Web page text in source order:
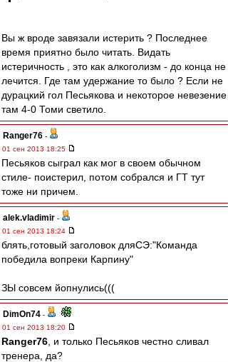
Вы ж вроде завязали истерить ? Последнее
время приятно было читать. Видать
истеричность , это как алкоголизм - до конца не
лечится. Где там удержание то было ? Если не
дурацкий гол Песьякова и некоторое невезение
там 4-0 Томи светило.
Ranger76 -
01 сен 2013 18:25
Песьяков сыграл как мог в своем обычном
стиле- поистерил, потом собрался и ГТ тут
тоже ни причем.
alek.vladimir -
01 сен 2013 18:24
блять,готовый заголовок дляСЭ:"Команда
победила вопреки Карпину"
ЗЫ совсем йопнулись(((
DimOn74 -
01 сен 2013 18:20
Ranger76 , и только Песьяков честно сливал
тренера, да?